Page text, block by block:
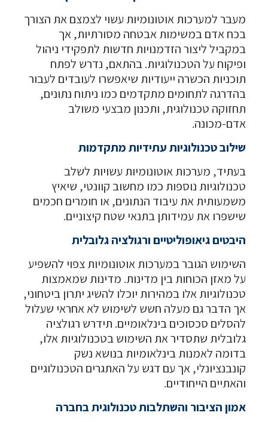
מעבר למערכות אוטונומיות עשוי לצמצם את הצורך
בכח אדם במשימות אבטחה מסורתיות, אך
במקביל ליצור הזדמנויות חדשות לתפקידי ניהול
ופיקוח על הטכנולוגיות. בהתאם, נדרש לפתח
תוכניות הכשרה ייעודיות שיאפשרו לעובדים לעבור
בהדרגה לתחומים מתקדמים כמו ניתוח נתונים,
תחזוקה טכנולוגית, ותכנון מבצעי משולב
אדם-מכונה.
שילוב טכנולוגיות עתידיות מתקדמות
בעתיד, מערכות אוטונומיות עשויות לשלב
טכנולוגיות נוספות כמו מחשוב קוונטי, שיאיץ
משמעותית את עיבוד הנתונים, או חומרים חכמים
שישפרו את עמידותן בתנאי שטח קיצוניים.
היבטים גיאופוליטיים ורגולציה גלובלית
השימוש הגובר במערכות אוטונומיות צפוי להשפיע
על מאזן הכוחות בין מדינות. מדינות שמאמצות
טכנולוגיות אלו במהירות יוכלו להשיג יתרון ביטחוני,
אך הדבר גם מעלה חשש לשימוש לא אחראי שעלול
להסלים סכסוכים בינלאומיים. תידרש רגולציה
גלובלית שתסדיר את השימוש בטכנולוגיות אלו,
בדומה לאמנות בינלאומיות בנושא נשק
קונבנציונלי, אך עם דגש על האתגרים הטכנולוגיים
והאתיים הייחודיים.
אמון הציבור והשתלבות טכנולוגית בחברה